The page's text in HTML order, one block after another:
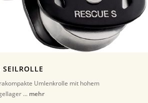
SEILROLLE
Umlenkrolle mit hohem
... mehr